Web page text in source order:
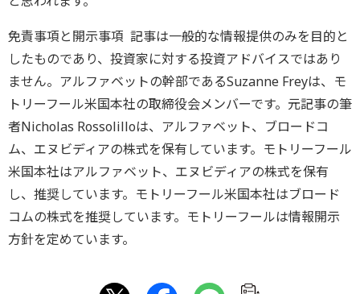
免責事項と開示事項 記事は一般的な情報提供のみを目的と
したものであり、投資家に対する投資アドバイスではあり
ません。アルファベットの幹部であるSuzanne Freyは、モ
トリーフール米国本社の取締役会メンバーです。元記事の筆
者Nicholas Rossolilloは、アルファベット、ブロードコ
ム、エヌビディアの株式を保有しています。モトリーフール
米国本社はアルファベット、エヌビディアの株式を保有
し、推奨しています。モトリーフール米国本社はブロード
コムの株式を推奨しています。モトリーフールは情報開示
方針を定めています。